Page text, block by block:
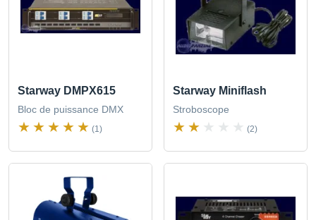
Starway DMPX615
Bloc de puissance DMX
(1)
Starway Miniflash
Stroboscope
(2)